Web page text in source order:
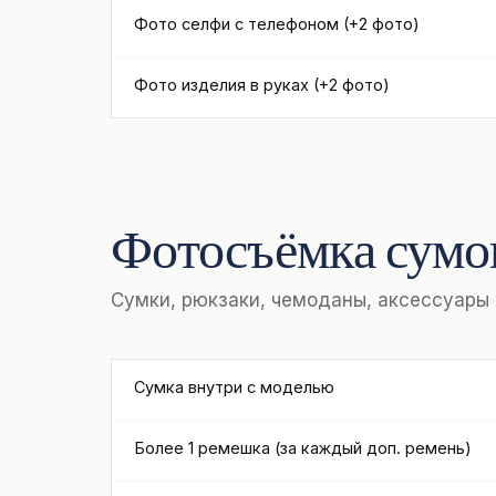
Фото селфи с телефоном (+2 фото)
Фото изделия в руках (+2 фото)
Фотосъёмка
Сумки, рюкзаки, чемоданы, аксессуары
Сумка внутри с моделью
Более 1 ремешка (за каждый доп. ремень)